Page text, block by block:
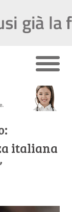
italiana